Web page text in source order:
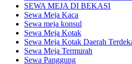
SEWA MEJA DI BEKASI
Sewa Meja Kaca
Sewa meja konsul
Sewa Meja Kotak
Sewa Meja Kotak Daerah
Sewa Meja Termurah
Sewa Panggung